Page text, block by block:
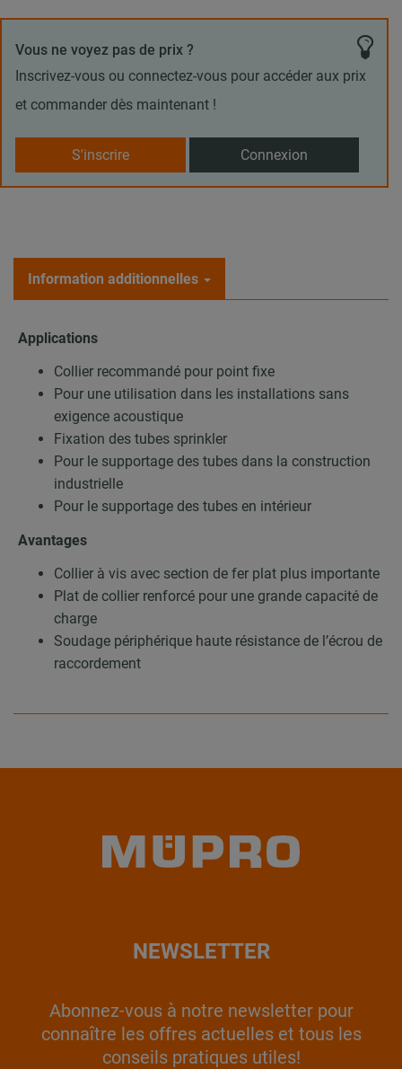
Vous ne voyez pas de prix ?
Inscrivez-vous ou connectez-vous pour accéder aux prix
et commander dès maintenant !
S'inscrire Connexion
Information additionnelles
Applications
Collier recommandé pour point fixe
Pour une utilisation dans les installations sans
exigence acoustique
Fixation des tubes sprinkler
Pour le supportage des tubes dans la construction
industrielle
Pour le supportage des tubes en intérieur
Avantages
Collier à vis avec section de fer plat plus importante
Plat de collier renforcé pour une grande capacité de
charge
Soudage périphérique haute résistance de l’écrou de
raccordement
NEWSLETTER
Abonnez-vous à notre newsletter pour
connaître les offres actuelles et tous les
conseils pratiques utiles!